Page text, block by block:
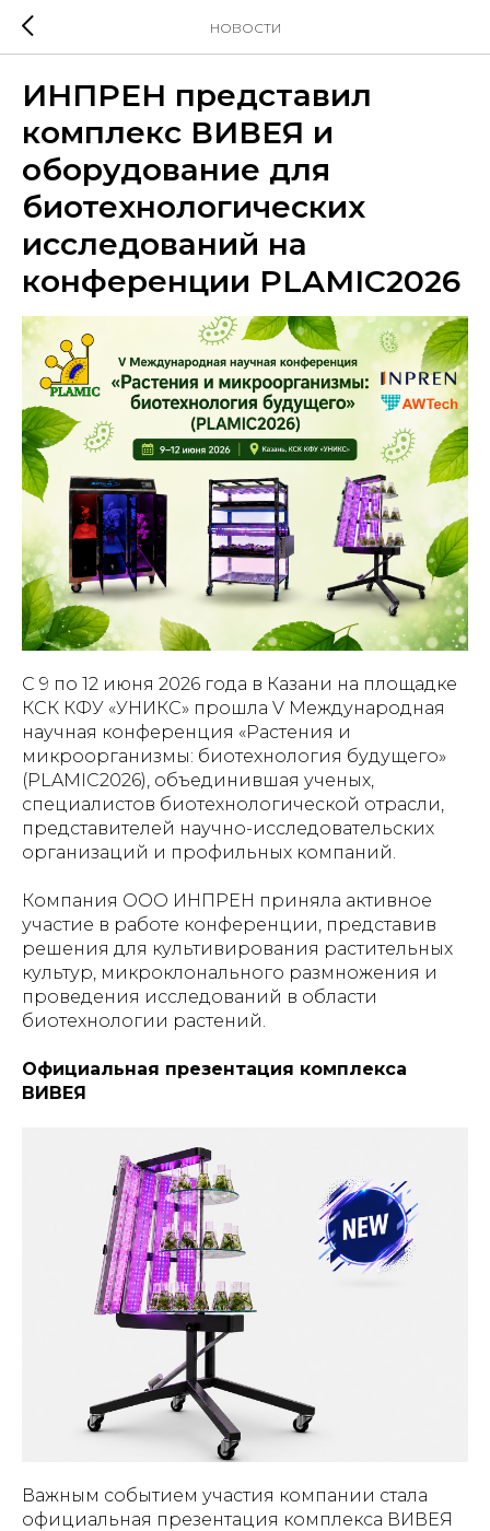
НОВОСТИ
ИНПРЕН представил
комплекс ВИВЕЯ и
оборудование для
биотехнологических
исследований на
конференции PLAMIC2026
С 9 по 12 июня 2026 года в Казани на площадке
КСК КФУ «УНИКС» прошла V Международная
научная конференция «Растения и
микроорганизмы: биотехнология будущего»
(PLAMIC2026), объединившая ученых,
специалистов биотехнологической отрасли,
представителей научно-исследовательских
организаций и профильных компаний.
Компания ООО ИНПРЕН приняла активное
участие в работе конференции, представив
решения для культивирования растительных
культур, микроклонального размножения и
проведения исследований в области
биотехнологии растений.
Официальная презентация комплекса
ВИВЕЯ
Важным событием участия компании стала
официальная презентация комплекса ВИВЕЯ